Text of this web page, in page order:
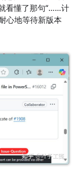
看懂了那句“……计
心地等待新版本